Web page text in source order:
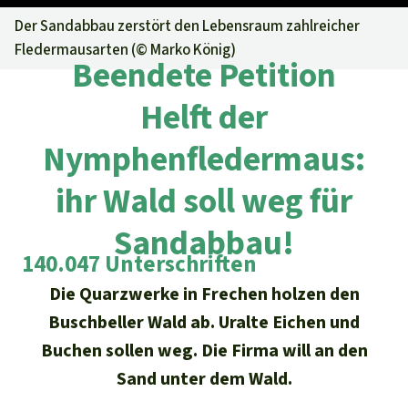
Informieren
Aktuelles
Erfolge
Alle News
Kids
Newsletter­anmeldung
Unsere Themen
Der Regenwald
Klima
Biodiversität
Schutzgebiete
Palmöl
Regenwald Report
Aktuelle Ausgabe
01/2026
04/2025
03/2025
02/2025
Erfolge
Shop
Über uns
Über uns
Der Verein
40 Jahre Vereins­geschichte
Häufige Fragen
Medien
Presse
Presse-Echo
Suche
Deutsch
English
Dringender Spendenaufruf
Regenwald-Urkunden
Fragen & Antworten
Testament
Spendenkonto
Rettet den
Regenwald e. V.
DE114306 0967 2025
GENODEM1GLS
GLS Bank
IBAN kopieren
Der Sandabbau zerstört den Lebensraum zahlreicher
Fledermausarten (© Marko König)
Beendete Petition
Helft der
Nymphenfledermaus:
ihr Wald soll weg für
Sandabbau!
140.047 Unterschriften
Die Quarzwerke in Frechen holzen den
Buschbeller Wald ab. Uralte Eichen und
Buchen sollen weg. Die Firma will an den
Sand unter dem Wald.